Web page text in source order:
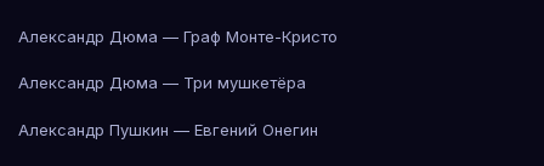
Александр Дюма — Граф Монте-Кристо
Александр Дюма — Три мушкетёра
Александр Пушкин — Евгений Онегин